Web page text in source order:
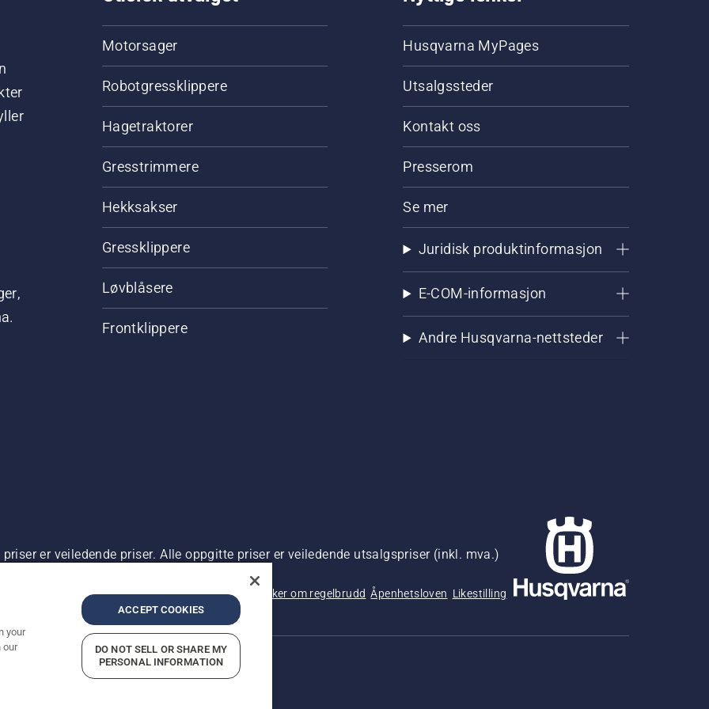
Motorsager
Robotgressklippere
Hagetraktorer
Gresstrimmere
Hekksakser
Gressklippere
Løvblåsere
Frontklippere
Husqvarna MyPages
Utsalgssteder
Kontakt oss
Presserom
Se mer
Juridisk produktinformasjon
E-COM-informasjon
Andre Husqvarna-nettsteder
er veiledende priser. Alle oppgitte priser er veiledende utsalgspriser (inkl. mva.)
Imprint Rapportering av mistanker om regelbrudd Åpenhetsloven Likestilling
your
our
ACCEPT COOKIES
DO NOT SELL OR SHARE MY
PERSONAL INFORMATION